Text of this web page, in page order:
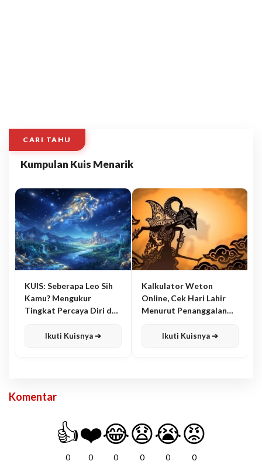
CARI TAHU
Kumpulan Kuis Menarik
KUIS: Seberapa Leo Sih
Kamu? Mengukur
Tingkat Percaya Diri dan
Ikuti Kuisnya ➔
Kalkulator Weton
Online, Cek Hari Lahir
Menurut Penanggalan
Ikuti Kuisnya ➔
Komentar
👍
0
❤️
0
😂
0
😧
0
😭
0
😡
0